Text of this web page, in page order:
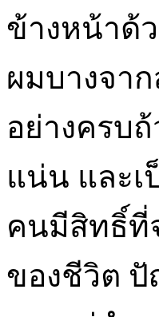
ข้างหน้าด้
ผมบางจา
อย่างครบ
แน่น และเ
คนมีสิทธิ์ที่
ของชีวิต ปั